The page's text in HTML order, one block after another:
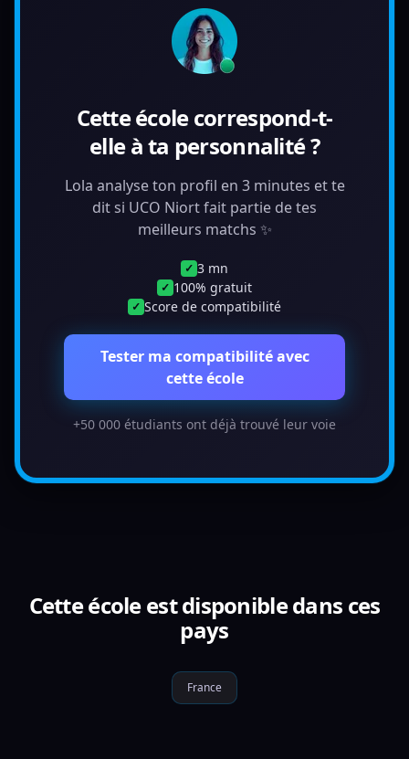
Cette école correspond-t-
elle à ta personnalité ?
Lola analyse ton profil en 3 minutes et te
dit si UCO Niort fait partie de tes
meilleurs matchs ✨
✓ 3 mn
✓ 100% gratuit
✓ Score de compatibilité
Tester ma compatibilité avec
cette école
+50 000 étudiants ont déjà trouvé leur voie
Cette école est disponible dans ces
pays
France